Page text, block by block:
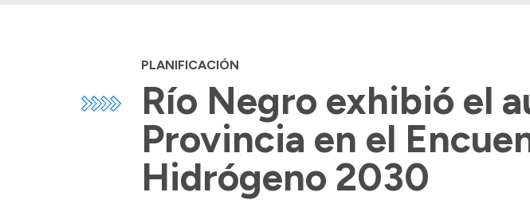
PLANIFICACIÓN
Río Negro exhibió el
Provincia en el
Hidrógeno 2030